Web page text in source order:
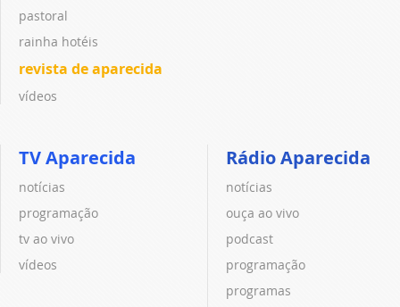
pastoral
rainha hotéis
revista de aparecida
vídeos
TV Aparecida
notícias
programação
tv ao vivo
vídeos
Rádio Aparecida
notícias
ouça ao vivo
podcast
programação
programas